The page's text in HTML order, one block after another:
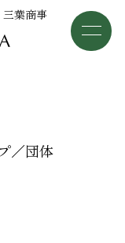
葉商事
／団体